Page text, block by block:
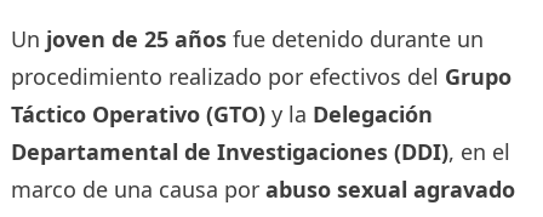
Un joven de 25 añosfue detenido durante un
procedimiento realizado por efectivos del Grupo
Táctico Operativo (GTO)y la Delegación
Departamental de Investigaciones (DDI), en el
marco de una causa por abuso sexual agravado